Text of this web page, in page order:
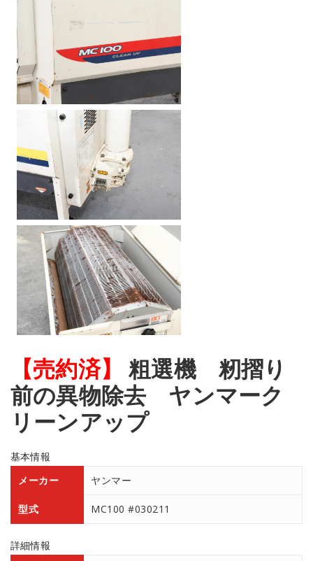
【売約済】
粗選機 籾摺り
前の異物除去 ヤンマーク
リーンアップ
基本情報
メーカー
ヤンマー
型式 MC100 #030211
詳細情報